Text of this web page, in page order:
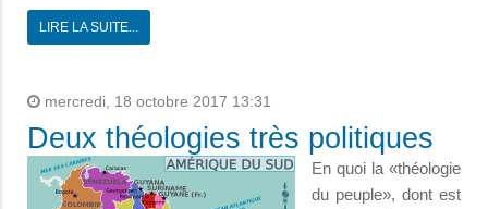
LIRE LA SUITE...
mercredi, 18 octobre 2017 13:31
Deux théologies très politiques
En quoi la «théologie
du peuple», dont est